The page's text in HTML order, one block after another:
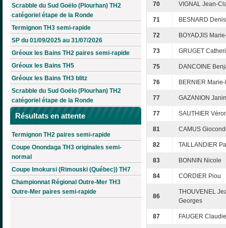
Scrabble du Sud Goëlo (Plourhan) TH2
catégoriel étape de la Ronde
Termignon TH3 semi-rapide
SP du 01/09/2025 au 31/07/2026
Gréoux les Bains TH2 paires semi-rapide
Gréoux les Bains TH5
Gréoux les Bains TH3 blitz
Scrabble du Sud Goëlo (Plourhan) TH2
catégoriel étape de la Ronde
Résultats en attente
Termignon TH2 paires semi-rapide
Coupe Onondaga TH3 originales semi-
normal
Coupe Imokursi (Rimouski (Québec)) TH7
Championnat Régional Outre-Mer TH3
Outre-Mer paires semi-rapide
70 VIGNAL Jean-
71 BESNARD Denis
72 BOYADJIS
73 GRUGET
75 DANCOINE
76 BERNIER
77 GAZANION
77 SAUTHIER
81 CAMUS
82 TAILLANDIER
83 BONNIN Nicole
84 CORDIER Piou
86
THOUVENEL
Georges
87 FAUGER Claudie